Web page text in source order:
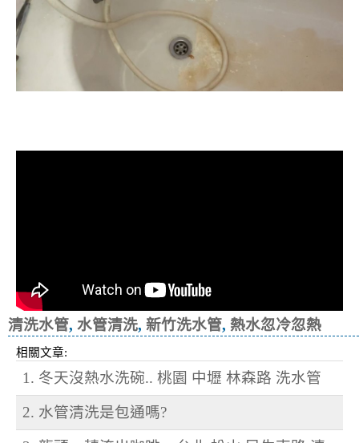
清洗水管, 水管清洗, 新竹洗水管, 熱水忽冷忽熱
相關文章:
1. 冬天沒熱水洗碗.. 桃園 中壢 林森路 洗水管
2. 水管清洗是包通嗎?